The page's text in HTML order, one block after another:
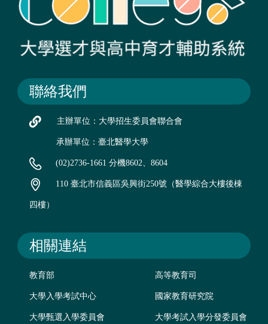
聯絡我們
主辦單位：大學招生委員會聯合會
承辦單位：臺北醫學大學
(02)2736-1661 分機8602、8604
110 臺北市信義區吳興街250號（醫學綜合大樓後棟
四樓）
相關連結
教育部 高等教育司
大學入學考試中心 國家教育研究院
大學甄選入學委員會 大學考試入學分發委員會